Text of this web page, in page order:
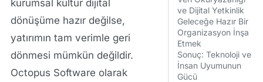
ve Dijital Yetkinlik
Geleceğe Hazır Bir
Organizasyon İnşa
Etmek
Sonuç: Teknoloji ve
İnsan Uyumunun
Gücü
kurumsal kültür dijital
dönüşüme hazır değilse,
yatırımın tam verimle geri
dönmesi mümkün değildir.
Octopus Software olarak